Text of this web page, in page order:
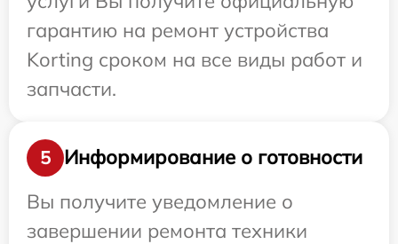
гарантию на ремонт устройства
Korting сроком на все виды работ и
запчасти.
5
Информирование о готовности
Вы получите уведомление о
завершении ремонта техники